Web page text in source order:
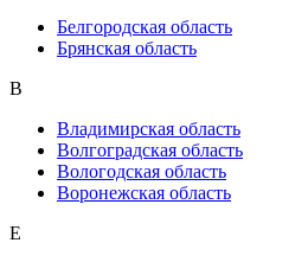
Белгородская область
Брянская область
В
Владимирская область
Волгоградская область
Вологодская область
Воронежская область
Е